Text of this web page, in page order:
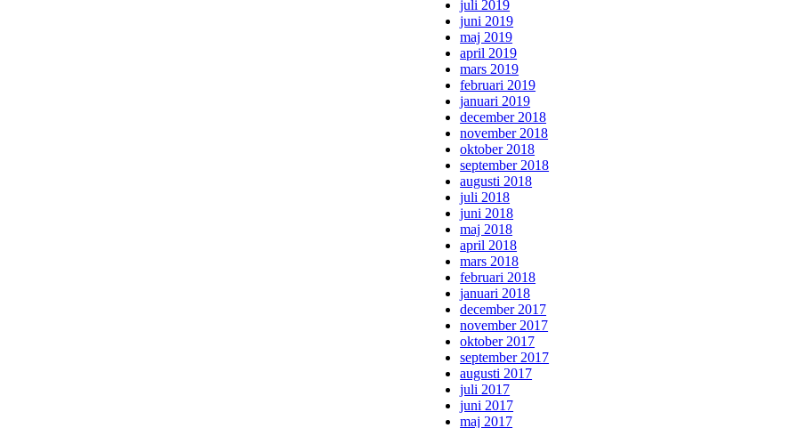
juli 2019
juni 2019
maj 2019
april 2019
mars 2019
februari 2019
januari 2019
december 2018
november 2018
oktober 2018
september 2018
augusti 2018
juli 2018
juni 2018
maj 2018
april 2018
mars 2018
februari 2018
januari 2018
december 2017
november 2017
oktober 2017
september 2017
augusti 2017
juli 2017
juni 2017
maj 2017